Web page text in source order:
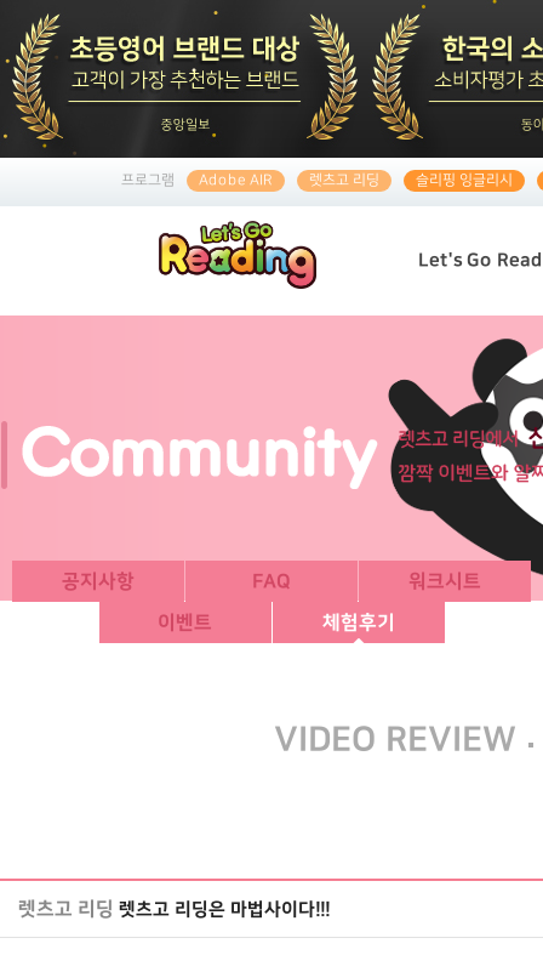
프로그램 Adobe AIR 렛츠고 리딩 슬리핑 잉글리시
Let's Go
공지사항 FAQ
워크시트
이벤트
체험후기
VIDEO REVIEW ·
렛츠고 리딩 렛츠고 리딩은 마법사이다!!!